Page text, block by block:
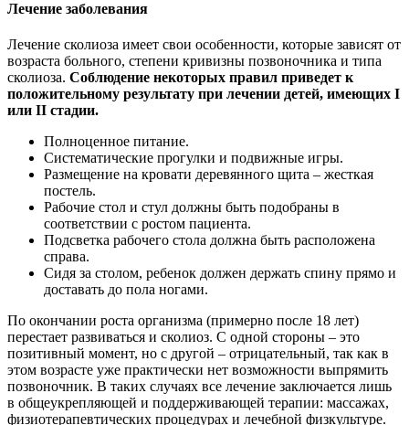
Лечение заболевания
Лечение сколиоза имеет свои особенности, которые зависят от
возраста больного, степени кривизны позвоночника и типа
сколиоза. Соблюдение некоторых правил приведет к
положительному результату при лечении детей, имеющих I
или II стадии.
Полноценное питание.
Систематические прогулки и подвижные игры.
Размещение на кровати деревянного щита – жесткая
постель.
Рабочие стол и стул должны быть подобраны в
соответствии с ростом пациента.
Подсветка рабочего стола должна быть расположена
справа.
Сидя за столом, ребенок должен держать спину прямо и
доставать до пола ногами.
По окончании роста организма (примерно после 18 лет)
перестает развиваться и сколиоз. С одной стороны – это
позитивный момент, но с другой – отрицательный, так как в
этом возрасте уже практически нет возможности выпрямить
позвоночник. В таких случаях все лечение заключается лишь
в общеукрепляющей и поддерживающей терапии: массажах,
физиотерапевтических процедурах и лечебной физкультуре.